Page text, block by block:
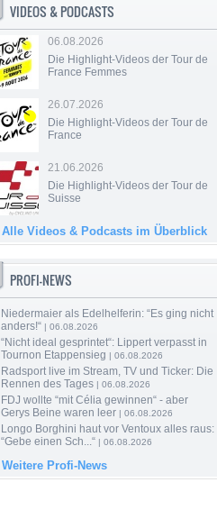
VIDEOS & PODCASTS
06.08.2026
Die Highlight-Videos der Tour de
France Femmes
26.07.2026
Die Highlight-Videos der Tour de
France
21.06.2026
Die Highlight-Videos der Tour de
Suisse
Alle Videos & Podcasts im Überblick
PROFI-NEWS
Niedermaier als Edelhelferin: “Es ging nicht
anders!“ | 06.08.2026
“Nicht ideal gesprintet“: Lippert verpasst in
Tournon Etappensieg | 06.08.2026
Radsport live im Stream, TV und Ticker: Die
Rennen des Tages | 06.08.2026
FDJ wollte “mit Célia gewinnen“ - aber
Gerys Beine waren leer | 06.08.2026
Longo Borghini haut vor Ventoux alles raus:
“Gebe einen Sch...“ | 06.08.2026
Weitere Profi-News